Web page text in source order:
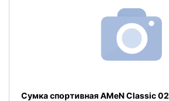
Сумка спортивная AMeN Classic 02